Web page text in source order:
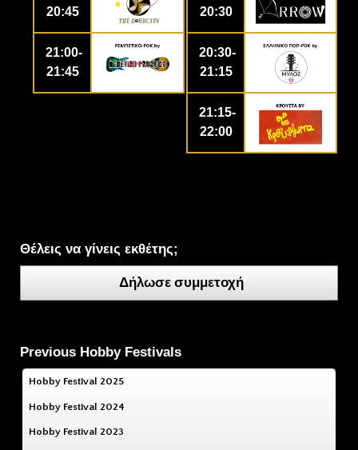
20:45
21:00-
21:45
20:30
20:30-
21:15
21:15-
22:00
Θέλεις να γίνεις εκθέτης;
Δήλωσε συμμετοχή
Previous Hobby Festivals
Hobby Festival 2025
Hobby Festival 2024
Hobby Festival 2023